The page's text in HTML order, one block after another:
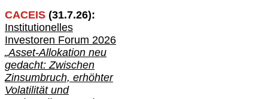
CACEIS (31.7.26):
Institutionelles
Investoren Forum 2026
„Asset-Allokation neu
gedacht: Zwischen
Zinsumbruch, erhöhter
Volatilität und